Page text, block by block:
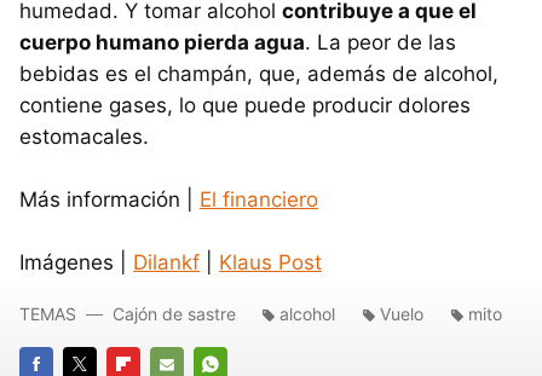
humedad. Y tomar alcohol contribuye a que el
cuerpo humano pierda agua. La peor de las
bebidas es el champán, que, además de alcohol,
contiene gases, lo que puede producir dolores
estomacales.
Más información | El financiero
Imágenes | Dilankf Klaus Post
TEMAS Cajón de sastre alcohol Vuelo mito